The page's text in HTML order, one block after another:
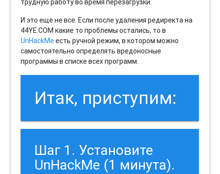
трудную работу во время перезагрузки.
И это еще не все. Если после удаления редиректа на
44YE.COM какие то проблемы остались, то в
UnHackMeесть ручной режим, в котором можно
самостоятельно определять вредоносные
программы в списке всех программ.
Итак, приступим:
Шаг 1. Установите
UnHackMe (1 минута).